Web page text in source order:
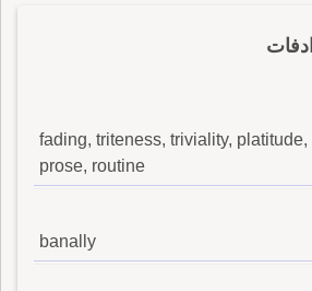
fading, triteness, triviality, platitude,
prose, routine
banally